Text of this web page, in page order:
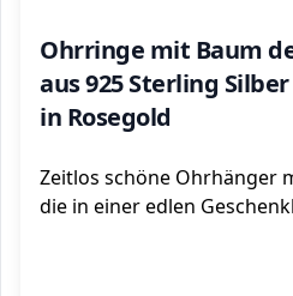
Ohrringe mit Baum
aus 925 Sterling Silber
in Rosegold
Zeitlos schöne Ohrhänger
die in einer edlen